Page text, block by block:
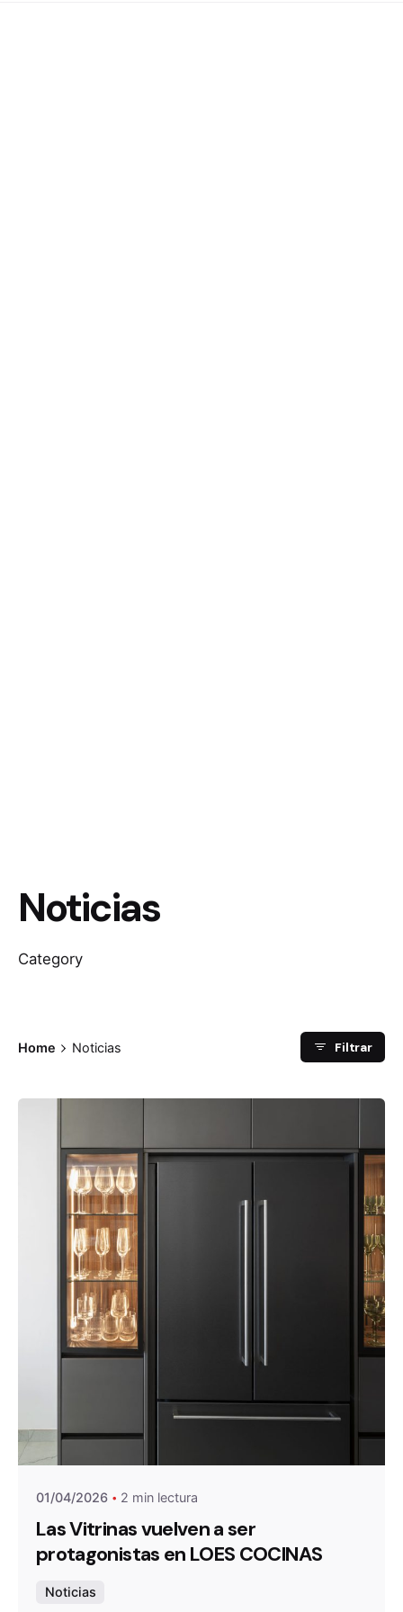
Noticias
Category
Home Noticias Filtrar
loescocinas
01/04/2026 2 min lectura
Las Vitrinas vuelven a ser
protagonistas en LOES COCINAS
Noticias